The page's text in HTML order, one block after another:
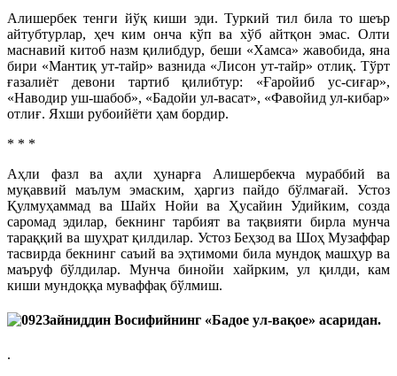
Алишербек тенги йўқ киши эди. Туркий тил била то шеър
айтубтурлар, ҳеч ким онча кўп ва хўб айтқон эмас. Олти
маснавий китоб назм қилибдур, беши «Хамса» жавобида, яна
бири «Мантиқ ут-тайр» вазнида «Лисон ут-тайр» отлиқ. Тўрт
ғазалиёт девони тартиб қилибтур: «Ғаройиб ус-сиғар»,
«Наводир уш-шабоб», «Бадойи ул-васат», «Фавойид ул-кибар»
отлиғ. Яхши рубоийёти ҳам бордир.
* * *
Аҳли фазл ва аҳли ҳунарға Алишербекча мураббий ва
муқаввий маълум эмаским, ҳаргиз пайдо бўлмағай. Устоз
Қулмуҳаммад ва Шайх Нойи ва Ҳусайин Удийким, созда
саромад эдилар, бекнинг тарбият ва тақвияти бирла мунча
тараққий ва шуҳрат қилдилар. Устоз Беҳзод ва Шоҳ Музаффар
тасвирда бекнинг саъий ва эҳтимоми била мундоқ машҳур ва
маъруф бўлдилар. Мунча бинойи хайрким, ул қилди, кам
киши мундоққа муваффақ бўлмиш.
Зайниддин Восифийнинг «Бадое ул-вақое» асаридан.
.